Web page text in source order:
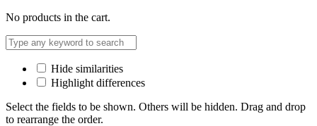
No products in the cart.
Hide similarities
Highlight differences
Select the fields to be shown. Others will be hidden. Drag and drop
to rearrange the order.